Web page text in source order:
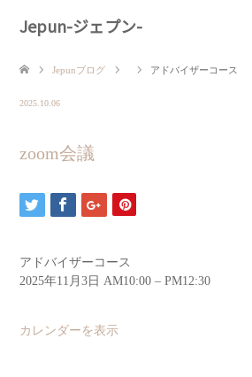
Jepun-ジェプン-
Jepunブログ アドバイザーコース
2025.10.06
zoom会議
アドバイザーコース
2025年11月3日 AM10:00 – PM12:30
カレンダーを表示